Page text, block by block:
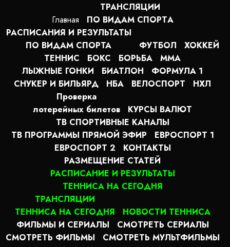
Главная
ТРАНСЛЯЦИИ
ПО ВИДАМ СПОРТA
РАСПИСАНИЯ И РЕЗУЛЬТАТЫ
ПО ВИДАМ СПОРТА
ФУТБОЛ
ХОККЕЙ
ТЕННИС
БОКС БОРЬБА
MMA
ЛЫЖНЫЕ ГОНКИ
БИАТЛОН
ФОРМУЛА 1
СНУКЕР И БИЛЬЯРД
НБА ВЕЛОСПОРТ
НХЛ
Проверка
лотерейных билетов
КУРСЫ ВАЛЮТ
ТВ СПОРТИВНЫЕ КАНАЛЫ
ТВ ПРОГРАММЫ ПРЯМОЙ ЭФИР
ЕВРОСПОРТ 1
ЕВРОСПОРТ 2
КОНТАКТЫ
РАЗМЕЩЕНИЕ СТАТЕЙ
РАСПИСАНИЕ И РЕЗУЛЬТАТЫ
ТЕННИСА НА СЕГОДНЯ
ТРАНСЛЯЦИИ
ТЕННИСА НА СЕГОДНЯ
НОВОСТИ ТЕННИСА
ФИЛЬМЫ И СЕРИАЛЫ
СМОТРЕТЬ СЕРИАЛЫ
СМОТРЕТЬ ФИЛЬМЫ
СМОТРЕТЬ МУЛЬТФИЛЬМЫ